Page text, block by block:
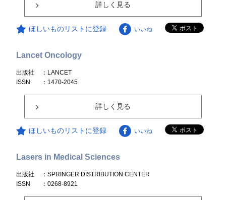
詳しく見る
ほしいものリストに登録 いいね
Lancet Oncology
出版社
：LANCET
ISSN
：1470-2045
詳しく見る
ほしいものリストに登録 いいね
Lasers in Medical Sciences
出版社
：SPRINGER DISTRIBUTION CENTER
ISSN
：0268-8921